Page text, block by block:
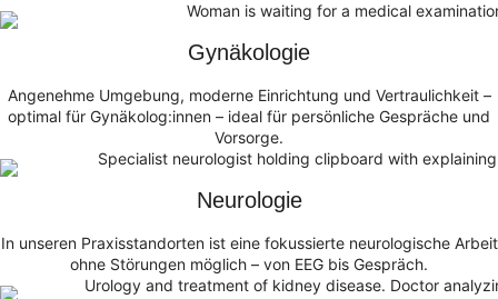
Gynäkologie
Angenehme Umgebung, moderne Einrichtung und Vertraulichkeit –
optimal für Gynäkolog:innen – ideal für persönliche Gespräche und
Vorsorge.
Neurologie
In unseren Praxisstandorten ist eine fokussierte neurologische Arbeit
ohne Störungen möglich – von EEG bis Gespräch.